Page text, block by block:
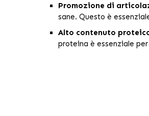
Promozione di
sane. Questo è
Alto contenuto
proteina è essenziale